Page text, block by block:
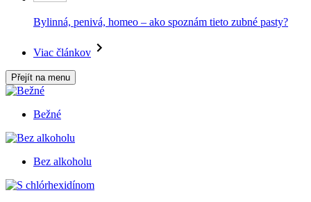
Bylinná, penivá, homeo – ako spoznám tieto zubné pasty?
Viac článkov
Přejít na menu
Bežné
Bez alkoholu